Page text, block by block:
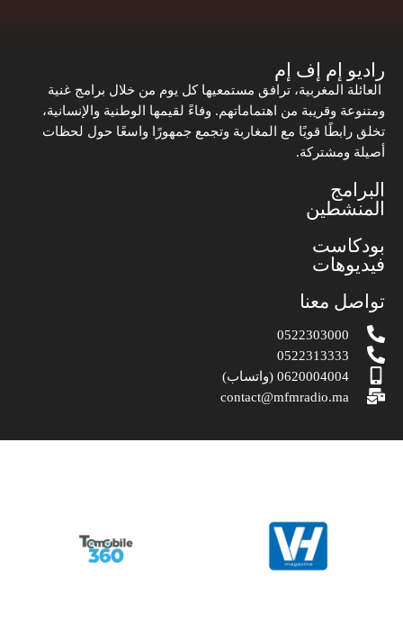
راديو إم إف إم
العائلة المغربية، ترافق مستمعيها كل يوم من خلال برامج غنية
ومتنوعة وقريبة من اهتماماتهم. وفاءً لقيمها الوطنية والإنسانية،
تخلق رابطًا قويًا مع المغاربة وتجمع جمهورًا واسعًا حول لحظات
أصيلة ومشتركة.
البرامج
المنشطين
بودكاست
فيديوهات
تواصل معنا
0522303000
0522313333
0620004004 (واتساب)
contact@mfmradio.ma